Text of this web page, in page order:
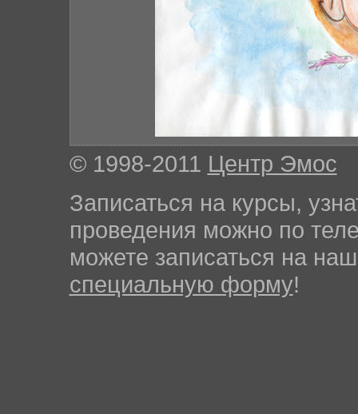
© 1998-2011 Центр Эмос
Записаться на курсы,
проведения можно по
можете записаться на
специальную форму!